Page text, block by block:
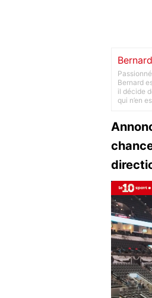
Bernard
il décide
qui n’en